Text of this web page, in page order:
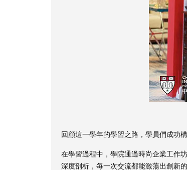
回顧這一學年的學習之路，學員們成功
在學習過程中，學院通過時尚企業工作
深度剖析，每一次交流都能激蕩出創新的